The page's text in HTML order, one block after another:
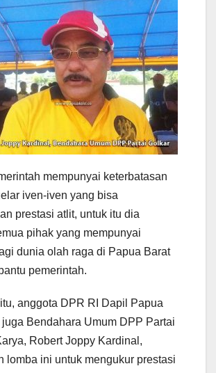
mempunyai keterbatasan
iven-iven yang bisa
prestasi atlit, untuk itu dia
pihak yang mempunyai
dunia olah raga di Papua Barat
pemerintah.
anggota DPR RI Dapil Papua
juga Bendahara Umum DPP Partai
Robert Joppy Kardinal,
lomba ini untuk mengukur prestasi